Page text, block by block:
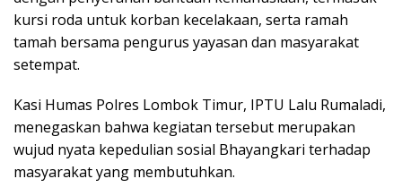
kursi roda untuk korban kecelakaan, serta ramah
tamah bersama pengurus yayasan dan masyarakat
setempat.
Kasi Humas Polres Lombok Timur, IPTU Lalu Rumaladi,
menegaskan bahwa kegiatan tersebut merupakan
wujud nyata kepedulian sosial Bhayangkari terhadap
masyarakat yang membutuhkan.